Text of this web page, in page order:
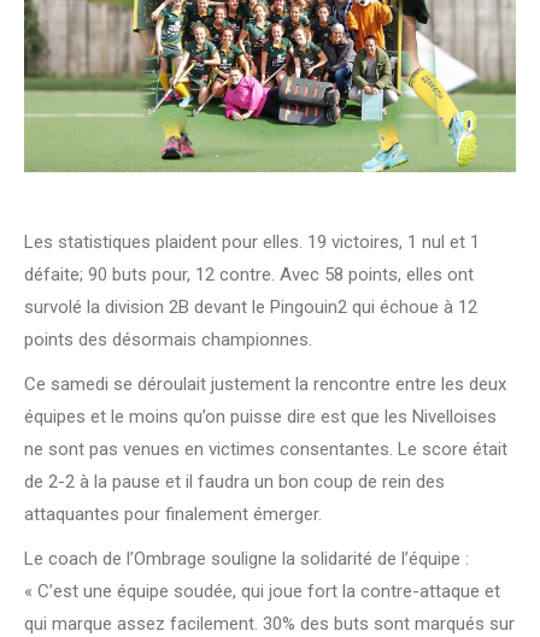
Les statistiques plaident pour elles. 19 victoires, 1 nul et 1
défaite; 90 buts pour, 12 contre. Avec 58 points, elles ont
survolé la division 2B devant le Pingouin2 qui échoue à 12
points des désormais championnes.
Ce samedi se déroulait justement la rencontre entre les deux
équipes et le moins qu’on puisse dire est que les Nivelloises
ne sont pas venues en victimes consentantes. Le score était
de 2-2 à la pause et il faudra un bon coup de rein des
attaquantes pour finalement émerger.
Le coach de l’Ombrage souligne la solidarité de l’équipe :
« C’est une équipe soudée, qui joue fort la contre-attaque et
qui marque assez facilement. 30% des buts sont marqués sur